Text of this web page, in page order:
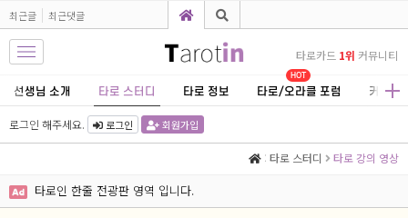
최근글 최근댓글
타로카드 1위 커뮤니티
선생님 소개 타로 스터디 타로 정보 타로/오라클 포럼
HOT
커뮤니
로그인 해주세요. 로그인 회원가입
: 타로 스터디 타로 강의 영상
타로인 한줄 전광판 영역 입니다.